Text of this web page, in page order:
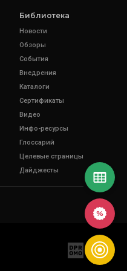
Библиотека
Новости
Обзоры
События
Внедрения
Каталоги
Сертификаты
Видео
Инфо-ресурсы
Глоссарий
Целевые страницы
Дайджесты